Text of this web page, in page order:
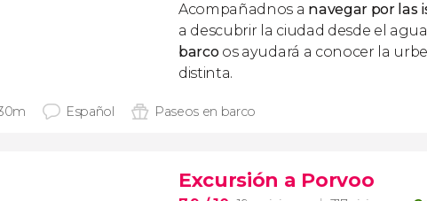
Acompañadnos a navegar por las
a descubrir la ciudad desde el
barcoos ayudará a conocer la
distinta.
Español Paseos en barco
Excursión a Porvoo